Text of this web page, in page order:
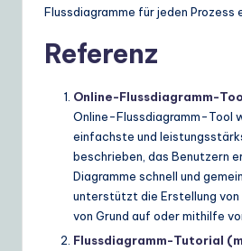
Flussdiagramme für jeden Prozess
Referenz
Online-Flussdiagramm-
Online-Flussdiagramm-Tool
einfachste und
beschrieben, das Benutzern
Diagramme schnell und
unterstützt die Erstellung von
von Grund auf oder mithilfe
Flussdiagramm-Tutorial